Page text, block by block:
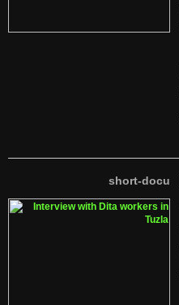
short-docu